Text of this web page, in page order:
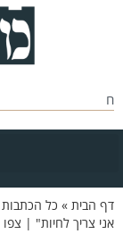
הבית»כל הכתבות»
צריך לחיות" | צפו